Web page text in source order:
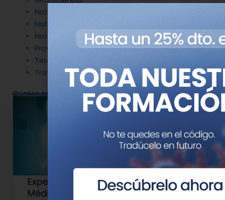
Noticias de Genotipia
Noticias de investigación
Noticias patrocinadas
Proyectos
Terapia Génica
Tratamientos
Cursos relacionados
Experto Universitario en Genética
Médica y Genómica (Antiguo 2)